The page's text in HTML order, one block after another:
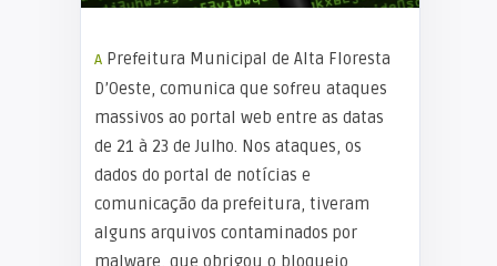
A Prefeitura Municipal de Alta Floresta
D’Oeste, comunica que sofreu ataques
massivos ao portal web entre as datas
de 21 à 23 de Julho. Nos ataques, os
dados do portal de notícias e
comunicação da prefeitura, tiveram
alguns arquivos contaminados por
malware, que obrigou o bloqueio